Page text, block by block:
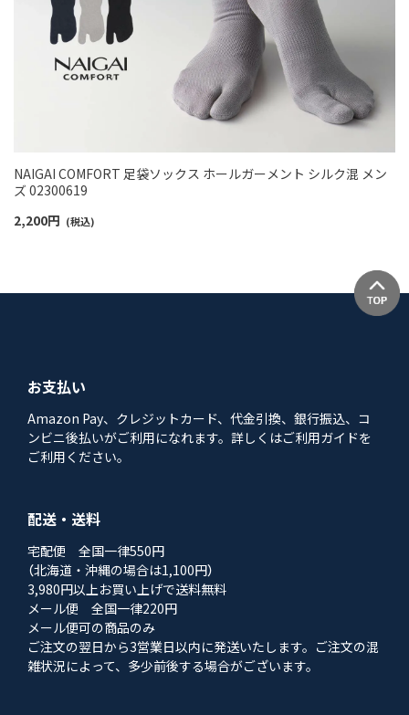
NAIGAI COMFORT 足袋ソックス ホールガーメント シルク混 メン
ズ 02300619
2,200円 (税込)
お支払い
Amazon Pay、クレジットカード、代金引換、銀行振込、コ
ンビニ後払いがご利用になれます。詳しくはご利用ガイドを
ご利用ください。
配送・送料
宅配便 全国一律550円
（北海道・沖縄の場合は1,100円）
3,980円以上お買い上げで送料無料
メール便 全国一律220円
メール便可の商品のみ
ご注文の翌日から3営業日以内に発送いたします。ご注文の混
雑状況によって、多少前後する場合がございます。